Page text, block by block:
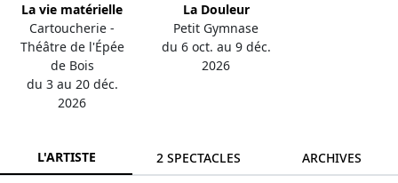
La vie matérielle
Cartoucherie -
Théâtre de l'Épée
de Bois
du 3 au 20 déc.
2026
La Douleur
Petit Gymnase
du 6 oct. au 9 déc.
2026
L'ARTISTE 2 SPECTACLES ARCHIVES